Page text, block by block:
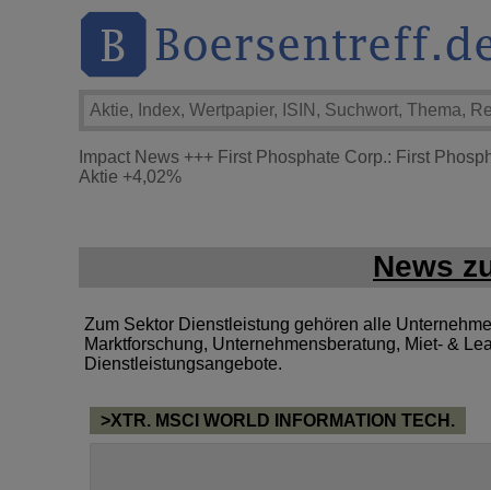
Impact News +++ First Phosphate Corp.: First
Aktie +4,02%
News
Zum Sektor Dienstleistung gehören alle
Marktforschung, Unternehmensberatung, Miet- &
Dienstleistungsangebote.
>XTR. MSCI WORLD INFORMATION TECH.